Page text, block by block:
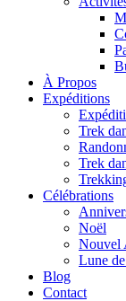
À Propos
Expéditions
Trek
Trek
Célébrations
Noël
Nouvel
Lune
Blog
Contact